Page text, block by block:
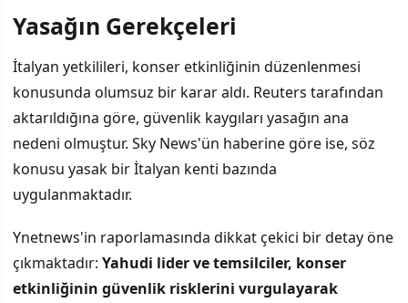
İÇINDEKILER
Yasağın Gerekçeleri
Geniş Kapsamlı Etki
Yasağın Gerekçeleri
İtalyan yetkilileri, konser etkinliğinin düzenlenmesi
konusunda olumsuz bir karar aldı. Reuters tarafından
aktarıldığına göre, güvenlik kaygıları yasağın ana
nedeni olmuştur. Sky News'ün haberine göre ise, söz
konusu yasak bir İtalyan kenti bazında
uygulanmaktadır.
Ynetnews'in raporlamasında dikkat çekici bir detay öne
çıkmaktadır: Yahudi lider ve temsilciler, konser
etkinliğinin güvenlik risklerini vurgulayarak